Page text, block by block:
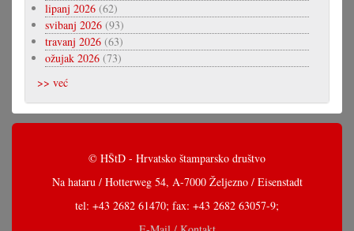
lipanj 2026 (62)
svibanj 2026 (93)
travanj 2026 (63)
ožujak 2026 (73)
>> već
© HŠtD - Hrvatsko štamparsko društvo
Na hataru / Hotterweg 54, A-7000 Željezno / Eisenstadt
tel: +43 2682 61470; fax: +43 2682 63057-9;